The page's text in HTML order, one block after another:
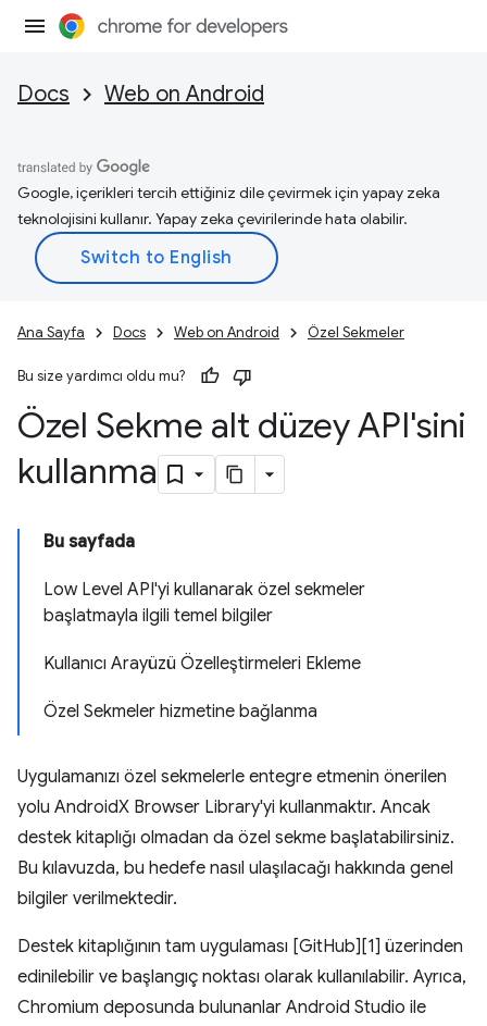
Docs Web on Android
Google, içerikleri tercih ettiğiniz dile çevirmek için yapay zeka
teknolojisini kullanır. Yapay zeka çevirilerinde hata olabilir.
Ana Sayfa Docs Web on Android Özel Sekmeler
Bu size yardımcı oldu mu?
Özel Sekme alt düzey API'sini
kullanma
Bu sayfada
Low Level API'yi kullanarak özel sekmeler
başlatmayla ilgili temel bilgiler
Kullanıcı Arayüzü Özelleştirmeleri Ekleme
Özel Sekmeler hizmetine bağlanma
Uygulamanızı özel sekmelerle entegre etmenin önerilen
yolu AndroidX Browser Library'yi kullanmaktır. Ancak
destek kitaplığı olmadan da özel sekme başlatabilirsiniz.
Bu kılavuzda, bu hedefe nasıl ulaşılacağı hakkında genel
bilgiler verilmektedir.
Destek kitaplığının tam uygulaması [GitHub][1] üzerinden
edinilebilir ve başlangıç noktası olarak kullanılabilir. Ayrıca,
Chromium deposunda bulunanlar Android Studio ile